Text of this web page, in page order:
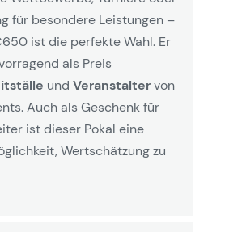
für besondere Leistungen –
ist die perfekte Wahl. Er
als Preis
und Veranstaltervon
Auch als Geschenk für
ist dieser Pokal eine
Wertschätzung zu